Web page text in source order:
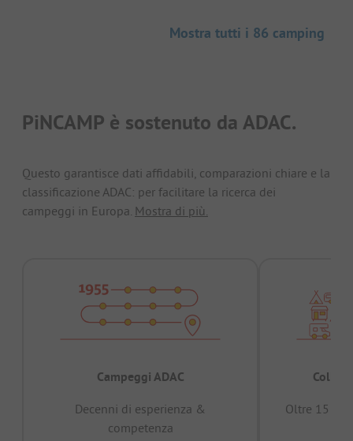
Mostra tutti i 86 camping
PiNCAMP è sostenuto da ADAC.
Questo garantisce dati affidabili, comparazioni chiare e la
classificazione ADAC: per facilitare la ricerca dei
campeggi in Europa. Mostra di più.
Campeggi ADAC
Decenni di esperienza &
competenza
Oltre 15